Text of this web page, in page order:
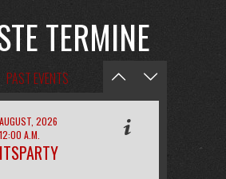
TERMINE
PAST EVENTS
AUGUST, 2026
12:00 A.M.